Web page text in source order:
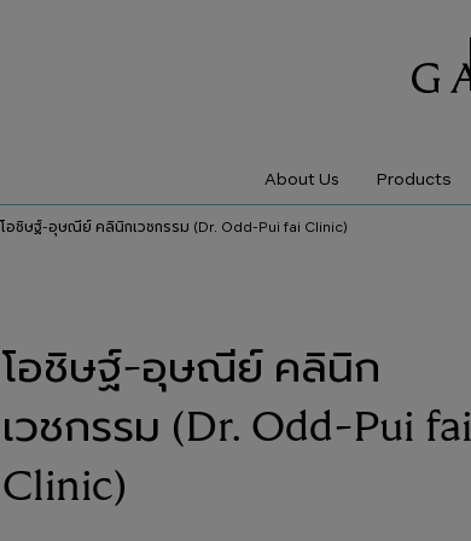
About Us Products
โอชิษฐ์-อุษณีย์ คลินิกเวชกรรม (Dr. Odd-Pui fai Clinic)
โอชิษฐ์-อุษณีย์ คลินิก
เวชกรรม (Dr. Odd-Pui fai
Clinic)